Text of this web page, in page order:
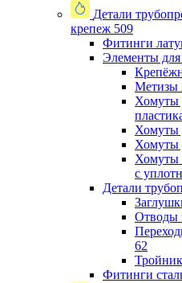
Детали
крепеж 509
Фитинги
Элементы
Метизы
Хомуты
Хомуты
Хомуты
Хомуты
с
Детали
Отводы
62
Фитинги